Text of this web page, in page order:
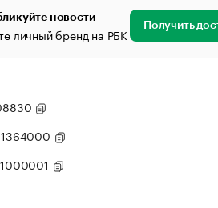
новости
личный бренд на РБК Получить